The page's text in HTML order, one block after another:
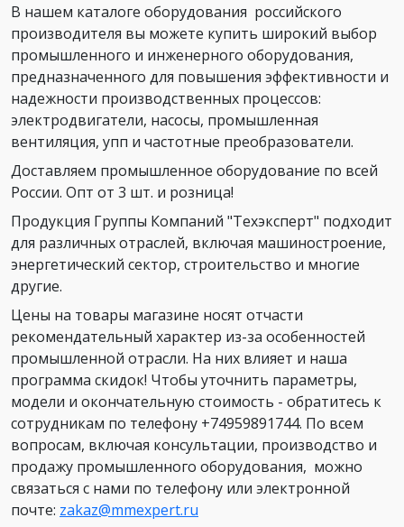
В нашем каталоге оборудования российского
производителя вы можете купить широкий выбор
промышленного и инженерного оборудования,
предназначенного для повышения эффективности и
надежности производственных процессов:
электродвигатели, насосы, промышленная
вентиляция, упп и частотные преобразователи.
Доставляем промышленное оборудование по всей
России. Опт от 3 шт. и розница!
Продукция Группы Компаний "Техэксперт" подходит
для различных отраслей, включая машиностроение,
энергетический сектор, строительство и многие
другие.
Цены на товары магазине носят отчасти
рекомендательный характер из-за особенностей
промышленной отрасли. На них влияет и наша
программа скидок! Чтобы уточнить параметры,
модели и окончательную стоимость - обратитесь к
сотрудникам по телефону +74959891744. По всем
вопросам, включая консультации, производство и
продажу промышленного оборудования, можно
связаться с нами по телефону или электронной
почте: zakaz@mmexpert.ru